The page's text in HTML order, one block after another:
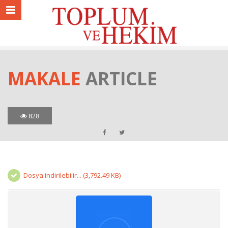
MAKALE ARTICLE
828
Dosya indirilebilir... (3,792.49 KB)